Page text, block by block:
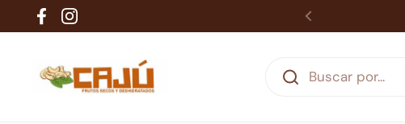
Ir al contenido
FacebookInstagram